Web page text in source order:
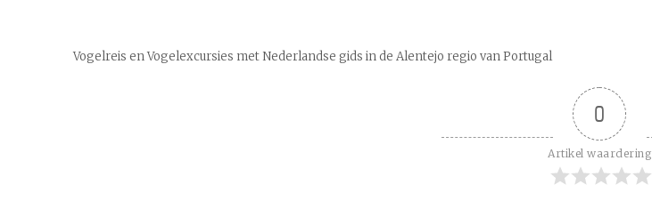
Vogelreis en Vogelexcursies met Nederlandse gids in de Alentejo regio van Portugal
0
Artikel waardering